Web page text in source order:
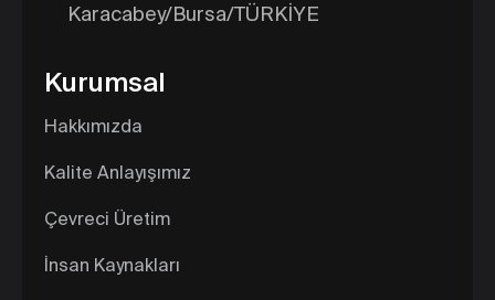
Karacabey/Bursa/TÜRKİYE
Kurumsal
Hakkımızda
Kalite Anlayışımız
Çevreci Üretim
İnsan Kaynakları